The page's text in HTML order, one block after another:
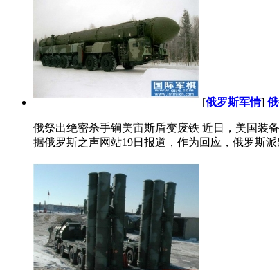
[俄罗斯军情]
俄祭出绝密杀手锏美宙斯盾变废铁 近日，美国装
据俄罗斯之声网站19日报道，作为回应，俄罗斯